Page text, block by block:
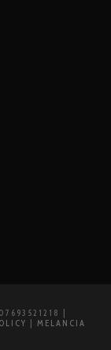
|
MELANCIA